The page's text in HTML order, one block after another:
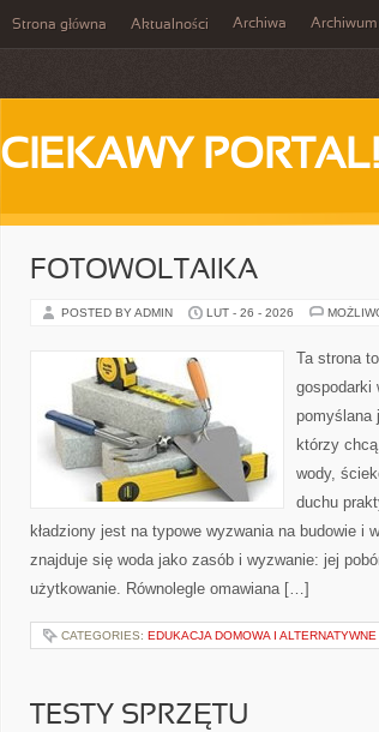
Strona główna Aktualności Archiwa Archiwum
CIEKAWY PORTAL!
FOTOWOLTAIKA
POSTED BY ADMIN LUT - 26 - 2026
Ta strona
gospodarki
pomyślana
którzy
wody,
duchu
kładziony jest na typowe wyzwania na budowie i
znajduje się woda jako zasób i wyzwanie: jej
użytkowanie. Równolegle omawiana […]
CATEGORIES: EDUKACJA DOMOWA I
TESTY SPRZĘTU